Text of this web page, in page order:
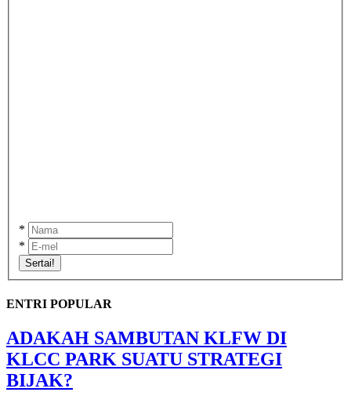
*
*
Sertai!
ENTRI POPULAR
ADAKAH SAMBUTAN KLFW DI
KLCC PARK SUATU STRATEGI
BIJAK?